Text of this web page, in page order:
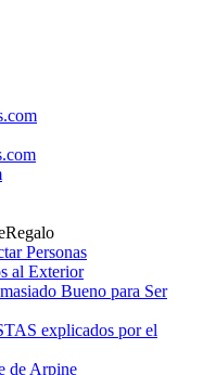
Personas
al Exterior
Bueno para Ser
explicados por el
de Arpine